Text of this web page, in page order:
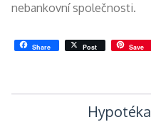
nebankovní společnosti.
Share Post Save
Navigace